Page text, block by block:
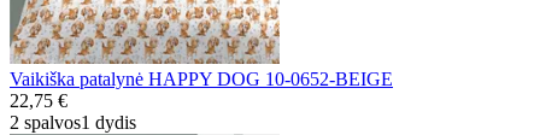
Vaikiška patalynė HAPPY DOG 10-0652-BEIGE
22,75 €
2 spalvos1 dydis